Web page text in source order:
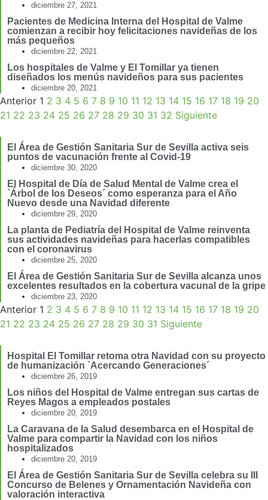
diciembre 27, 2021
Pacientes de Medicina Interna del Hospital de Valme
comienzan a recibir hoy felicitaciones navideñas de los
más pequeños
diciembre 22, 2021
Los hospitales de Valme y El Tomillar ya tienen
diseñados los menús navideños para sus pacientes
diciembre 20, 2021
Anterior 1 2 3 4 5 6 7 8 9 10 11 12 13 14 15 16 17 18 19 20
21 22 23 24 25 26 27 28 29 30 31 32 Siguiente
El Área de Gestión Sanitaria Sur de Sevilla activa seis
puntos de vacunación frente al Covid-19
diciembre 30, 2020
El Hospital de Día de Salud Mental de Valme crea el
`Árbol de los Deseos´ como esperanza para el Año
Nuevo desde una Navidad diferente
diciembre 29, 2020
La planta de Pediatría del Hospital de Valme reinventa
sus actividades navideñas para hacerlas compatibles
con el coronavirus
diciembre 25, 2020
El Área de Gestión Sanitaria Sur de Sevilla alcanza unos
excelentes resultados en la cobertura vacunal de la gripe
diciembre 23, 2020
Anterior 1 2 3 4 5 6 7 8 9 10 11 12 13 14 15 16 17 18 19 20
21 22 23 24 25 26 27 28 29 30 31 Siguiente
Hospital El Tomillar retoma otra Navidad con su proyecto
de humanización `Acercando Generaciones´
diciembre 26, 2019
Los niños del Hospital de Valme entregan sus cartas de
Reyes Magos a empleados postales
diciembre 20, 2019
La Caravana de la Salud desembarca en el Hospital de
Valme para compartir la Navidad con los niños
hospitalizados
diciembre 20, 2019
El Área de Gestión Sanitaria Sur de Sevilla celebra su III
Concurso de Belenes y Ornamentación Navideña con
valoración interactiva